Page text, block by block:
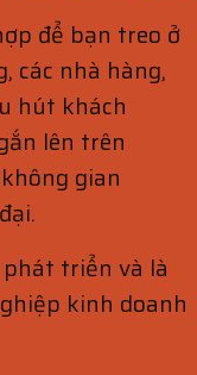
để bạn treo ở
các nhà hàng,
hút khách
lên trên
gian
triển và là
kinh doanh